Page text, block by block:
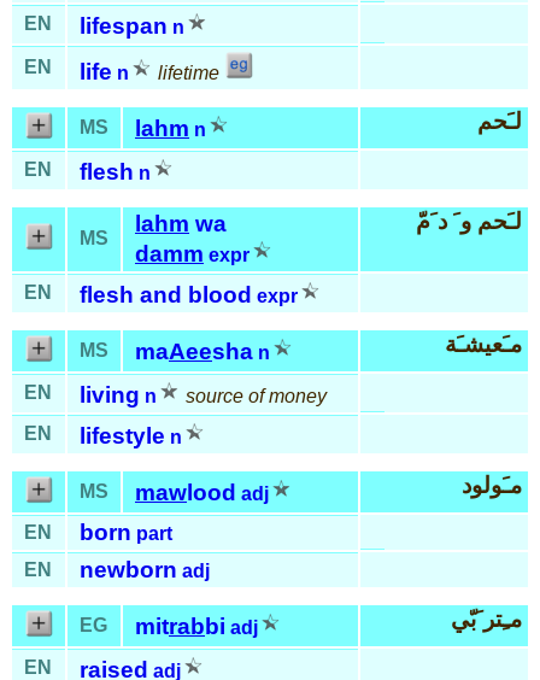
EN
lifespan n
EN
life n lifetime
MS lahm n لـَحم
EN flesh n
MS
lahm wa
damm expr
لـَحم و َ د َمّ
EN flesh and blood expr
MS maAeesha n مـَعيشـَة
EN living n
source of money
EN
lifestyle n
MS maw lood adj مـَولود
EN born part
EN
newborn adj
EG mitrabbi adj مـِتر َبّي
EN raised adj